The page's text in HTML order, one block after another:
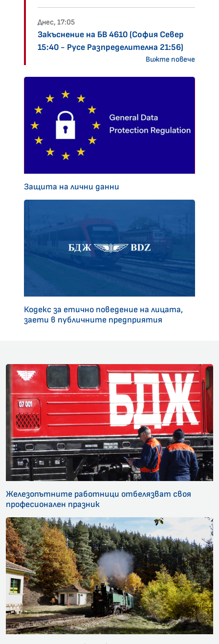
Днес, 17:05
Закъснение на БВ 4610 (София Север
15:40 - Русе Разпределителна 21:56)
Вижте повече
Защита на лични данни
Кодекс за етично поведение на лицата,
заети в публичните предприятия
Железопътните работници отбелязват своя
професионален празник